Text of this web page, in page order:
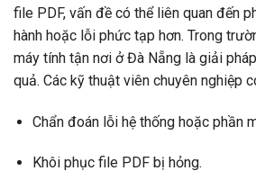
file PDF, vấn đề có thể liên quan đến
hành hoặc lỗi phức tạp hơn. Trong
máy tính tận nơi ở Đà Nẵng là giải
quả. Các kỹ thuật viên chuyên nghiệp
Chẩn đoán lỗi hệ thống hoặc phần
Khôi phục file PDF bị hỏng.